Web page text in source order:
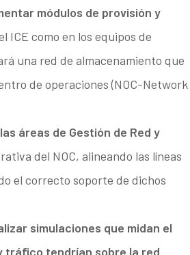
módulos de provisión y
ICE como en los equipos de
una red de almacenamiento que
de operaciones (NOC-Network
áreas de Gestión de Red y
del NOC, alineando las líneas
el correcto soporte de dichos
simulaciones que midan el
tráfico tendrían sobre la red